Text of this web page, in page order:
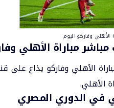
الأهلي وفاركو اليوم
مباراة الأهلي
الأهلي وفاركو يذاع على
الأهلي.
في الدوري المصري